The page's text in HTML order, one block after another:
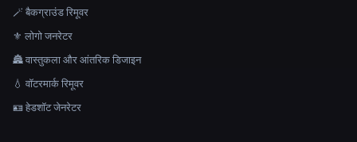
🪄 बैकग्राउंड रिमूवर
⚜️ लोगो जनरेटर
🏯 वास्तुकला और आंतरिक डिजाइन
💧 वॉटरमार्क रिमूवर
🪪 हेडशॉट जेनरेटर